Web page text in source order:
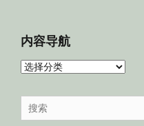
内容导航
内
导
航
Search
for: